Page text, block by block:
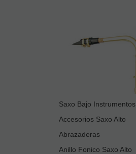
Saxo Bajo Instrumentos
Accesorios Saxo Alto
Abrazaderas
Anillo Fonico Saxo Alto